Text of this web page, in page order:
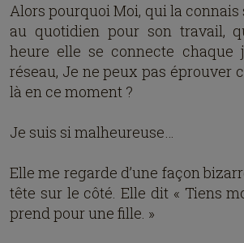
Alors pourquoi Moi, qui la connais
au quotidien pour son travail,
heure elle se connecte chaque
réseau, Je ne peux pas éprouver
là en ce moment ?
Je suis si malheureuse…
Elle me regarde d’une façon
tête sur le côté. Elle dit « Tiens
prend pour une fille. »